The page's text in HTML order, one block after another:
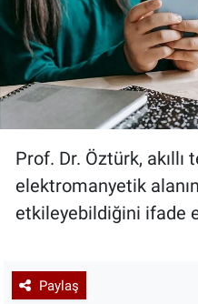
Prof. Dr. Öztürk, akıllı
elektromanyetik alanın
etkileyebildiğini ifade
Paylaş